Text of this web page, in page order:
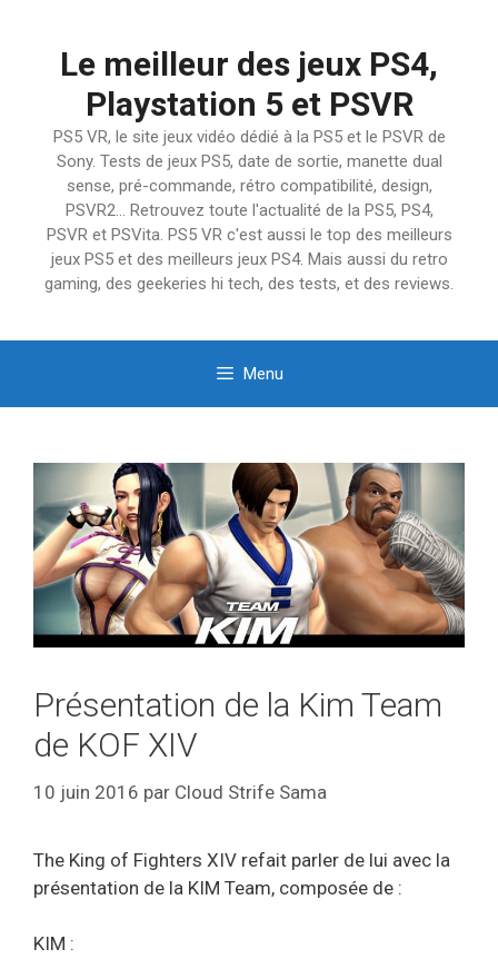
Le meilleur des jeux PS4,
Playstation 5 et PSVR
PS5 VR, le site jeux vidéo dédié à la PS5 et le PSVR de
Sony. Tests de jeux PS5, date de sortie, manette dual
sense, pré-commande, rétro compatibilité, design,
PSVR2… Retrouvez toute l'actualité de la PS5, PS4,
PSVR et PSVita. PS5 VR c'est aussi le top des meilleurs
jeux PS5 et des meilleurs jeux PS4. Mais aussi du retro
gaming, des geekeries hi tech, des tests, et des reviews.
Menu
Présentation de la Kim Team
de KOF XIV
10 juin 2016 par Cloud Strife Sama
The King of Fighters XIV refait parler de lui avec la
présentation de la KIM Team, composée de :
KIM :